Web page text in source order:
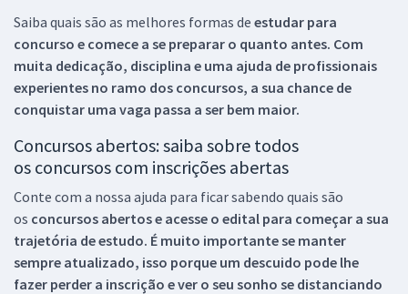
Saiba quais são as melhores formas de estudar para
concurso e comece a se preparar o quanto antes. Com
muita dedicação, disciplina e uma ajuda de profissionais
experientes no ramo dos concursos, a sua chance de
conquistar uma vaga passa a ser bem maior.
Concursos abertos: saiba sobre todos
os concursos com inscrições abertas
Conte com a nossa ajuda para ficar sabendo quais são
os concursos abertos e acesse o edital para começar a sua
trajetória de estudo. É muito importante se manter
sempre atualizado, isso porque um descuido pode lhe
fazer perder a inscrição e ver o seu sonho se distanciando